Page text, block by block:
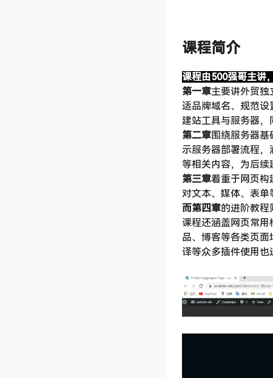
课程简介
课程由500强哥主讲
第一章主要讲外贸独
适品牌域名、规范设
建站工具与服务器，
第二章围绕服务器
示服务器部署流程
等相关内容，为后续
第三章着重于网页构
对文本、媒体、表单
而第四章的进阶教程
课程还涵盖网页常
品、博客等各类页
译等众多插件使用也